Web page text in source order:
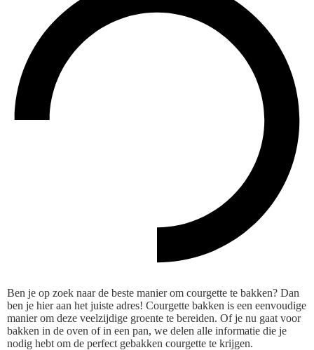
Ben je op zoek naar de beste manier om courgette te bakken? Dan
ben je hier aan het juiste adres! Courgette bakken is een eenvoudige
manier om deze veelzijdige groente te bereiden. Of je nu gaat voor
bakken in de oven of in een pan, we delen alle informatie die je
nodig hebt om de perfect gebakken courgette te krijgen.